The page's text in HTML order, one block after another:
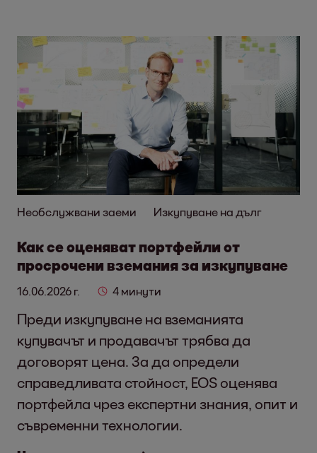
Необслужвани заеми Изкупуване на дълг
Как се оценяват портфейли от
просрочени вземания за изкупуване
16.06.2026 г. 4 минути
Преди изкупуване на вземанията
купувачът и продавачът трябва да
договорят цена. За да определи
справедливата стойност, EOS оценява
портфейла чрез експертни знания, опит и
съвременни технологии.